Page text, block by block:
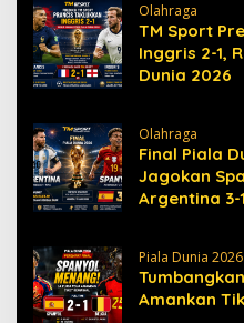
Olahraga
TM Sport
Inggris 2-1,
Dunia 2026
Olahraga
Final Piala
Jagokan
Argentina 3-1
Piala Dunia 2026
Amankan